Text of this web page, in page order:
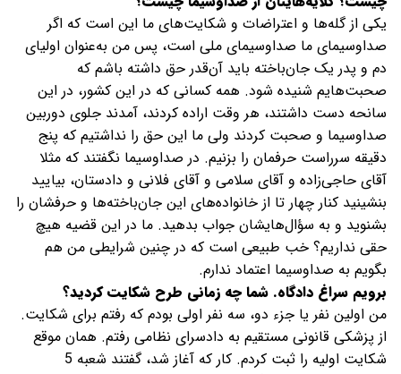
یکی از گله‌ها و اعتراضات و شکایت‌های ما این است که اگر
صداوسیمای ما صداوسیمای ملی است، پس من به‌عنوان اولیای
دم و پدر یک جان‌باخته باید آن‌قدر حق داشته باشم که
صحبت‌هایم شنیده شود. همه‌ کسانی که در این کشور، در این
سانحه دست داشتند، هر وقت اراده کردند، آمدند جلوی دوربین
صداوسیما و صحبت کردند ولی ما این حق را نداشتیم که پنج
دقیقه سرراست حرفمان را بزنیم. در صداوسیما نگفتند که مثلا
آقای حاجی‌زاده و آقای سلامی و آقای فلانی و دادستان، بیایید
بنشینید کنار چهار تا از خانواده‌های این جان‌باخته‌ها و حرفشان را
بشنوید و به سؤال‌هایشان جواب بدهید. ما در این قضیه هیچ
حقی نداریم؟ خب طبیعی است که در چنین شرایطی من هم
بگویم به صداوسیما اعتماد ندارم.
برویم سراغ دادگاه. شما چه زمانی طرح شکایت کردید؟
من اولین نفر یا جزء دو، سه نفر اولی بودم که رفتم برای شکایت.
از پزشکی قانونی مستقیم به دادسرای نظامی رفتم. همان موقع
شکایت اولیه را ثبت کردم. کار که آغاز شد، گفتند شعبه 5